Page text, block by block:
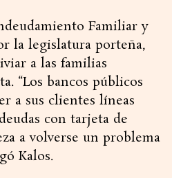
Familiar y
la legislatura porteña,
a las familias
“Los bancos públicos
a sus clientes líneas
con tarjeta de
a volverse un problema
Kalos.